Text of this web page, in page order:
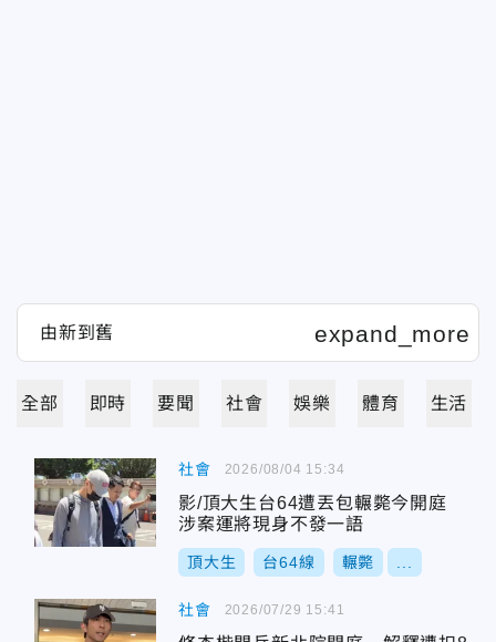
全部 即時 要聞 社會 娛樂 體育 生活
社會
影/頂大生台64遭丟包輾斃今開庭
涉案運將現身不發一語
頂大生 台64線 輾斃
2026/08/04 15:34
社會 2026/07/29 15:41